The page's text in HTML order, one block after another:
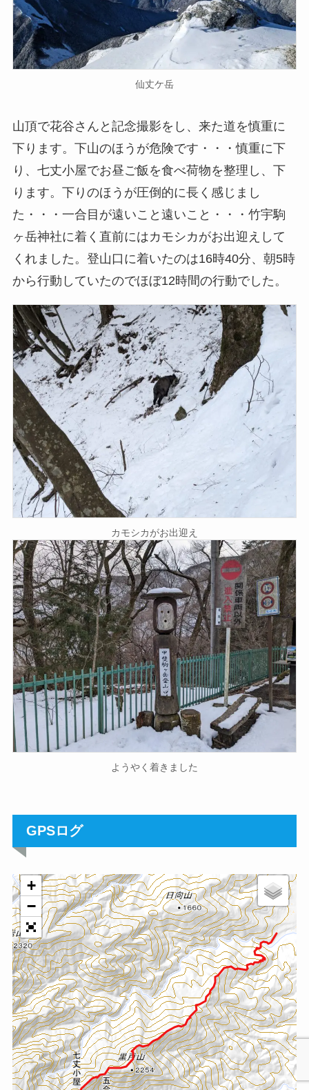
仙丈ケ岳
山頂で花谷さんと記念撮影をし、来た道を慎重に
下ります。下山のほうが危険です・・・慎重に下
り、七丈小屋でお昼ご飯を食べ荷物を整理し、下
ります。下りのほうが圧倒的に長く感じまし
た・・・一合目が遠いこと遠いこと・・・竹宇駒
ヶ岳神社に着く直前にはカモシカがお出迎えして
くれました。登山口に着いたのは16時40分、朝5時
から行動していたのでほぼ12時間の行動でした。
カモシカがお出迎え
ようやく着きました
GPSログ
+
−